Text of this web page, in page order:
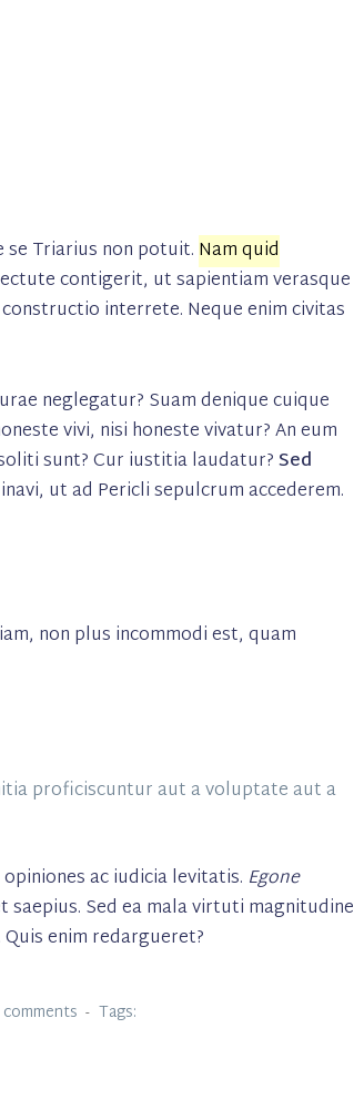
Triarius non potuit. Nam quid
contigerit, ut sapientiam verasque
interrete. Neque enim civitas
neglegatur? Suam denique cuique
vivi, nisi honeste vivatur? An eum
sunt? Cur iustitia laudatur?Sed
ut ad Pericli sepulcrum accederem.
non plus incommodi est, quam
proficiscuntur aut a voluptate aut a
ac iudicia levitatis. Egone
Sed ea mala virtuti magnitudine
enim redargueret?
Tags: